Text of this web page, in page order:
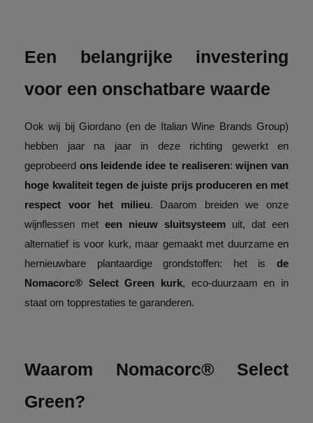
Een belangrijke investering
voor een onschatbare waarde
Ook wij bij Giordano (en de Italian Wine Brands Group)
hebben jaar na jaar in deze richting gewerkt en
geprobeerd ons leidende idee te realiseren: wijnen van
hoge kwaliteit tegen de juiste prijs produceren en met
respect voor het milieu. Daarom breiden we onze
wijnflessen met een nieuw sluitsysteem uit, dat een
alternatief is voor kurk, maar gemaakt met duurzame en
hernieuwbare plantaardige grondstoffen: het is de
Nomacorc® Select Green kurk, eco-duurzaam en in
staat om topprestaties te garanderen.
Waarom Nomacorc® Select
Green?